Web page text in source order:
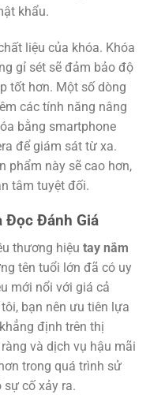
khẩu.
liệu của khóa. Khóa
gỉ sét sẽ đảm bảo độ
tốt hơn. Một số dòng
các tính năng nâng
bằng smartphone
để giám sát từ xa.
phẩm này sẽ cao hơn,
tâm tuyệt đối.
Đọc Đánh Giá
thương hiệu tay nắm
tên tuổi lớn đã có uy
mới nổi với giá cả
bạn nên ưu tiên lựa
định trên thị
và dịch vụ hậu mãi
trong quá trình sử
cố xảy ra.